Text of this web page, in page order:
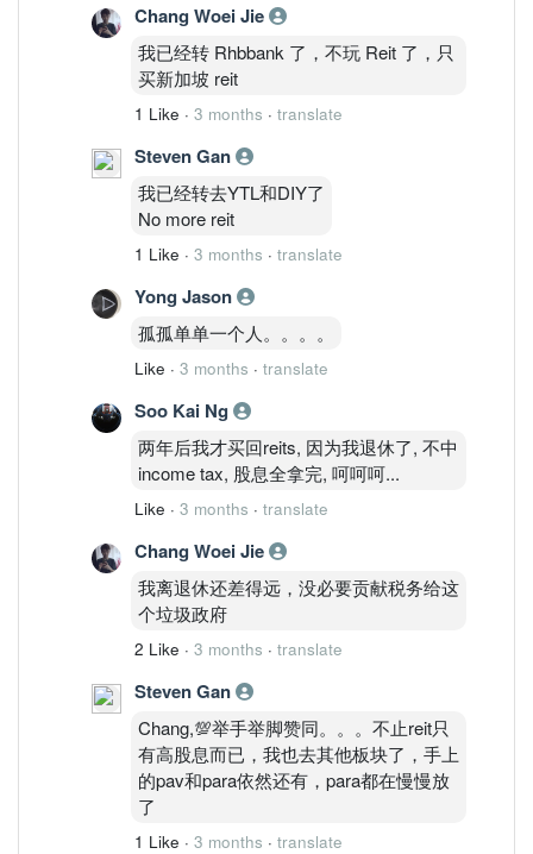
Chang Woei Jie
我已经转 Rhbbank 了，不玩 Reit 了，只
买新加坡 reit
1 Like · 3 months · translate
Steven Gan
我已经转去YTL和DIY了
No more reit
1 Like · 3 months · translate
Yong Jason
孤孤单单一个人。。。。
Like · 3 months · translate
Soo Kai Ng
两年后我才买回reits, 因为我退休了, 不中
income tax, 股息全拿完, 呵呵呵...
Like · 3 months · translate
Chang Woei Jie
我离退休还差得远，没必要贡献税务给这
个垃圾政府
2 Like · 3 months · translate
Steven Gan
Chang,💯举手举脚赞同。。。不止reit只
有高股息而已，我也去其他板块了，手上
的pav和para依然还有，para都在慢慢放
了
1 Like · 3 months · translate